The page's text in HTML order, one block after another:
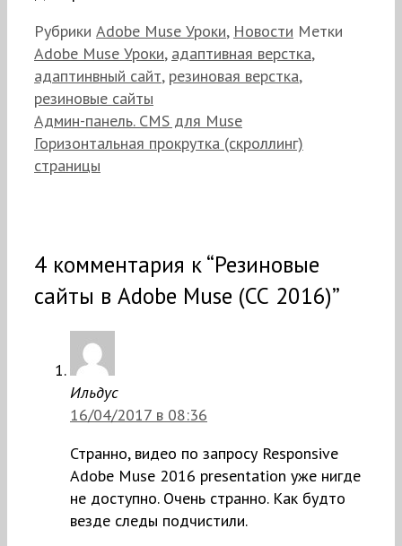
Рубрики Adobe Muse Уроки, Новости Метки
Adobe Muse Уроки, адаптивная верстка,
адаптинвный сайт, резиновая верстка,
резиновые сайты
Админ-панель. CMS для Muse
Горизонтальная прокрутка (скроллинг)
страницы
4 комментария к “Резиновые
сайты в Adobe Muse (СС 2016)”
Ильдус
16/04/2017 в 08:36
Странно, видео по запросу Responsive
Adobe Muse 2016 presentation уже нигде
не доступно. Очень странно. Как будто
везде следы подчистили.